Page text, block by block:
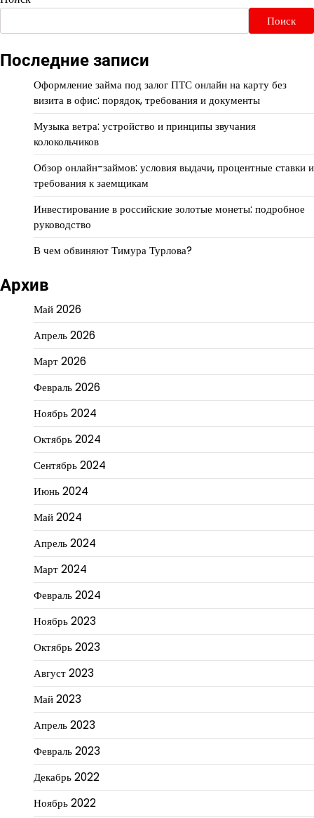
Поиск
Последние записи
Оформление займа под залог ПТС онлайн на карту без
визита в офис: порядок, требования и документы
Музыка ветра: устройство и принципы звучания
колокольчиков
Обзор онлайн-займов: условия выдачи, процентные ставки и
требования к заемщикам
Инвестирование в российские золотые монеты: подробное
руководство
В чем обвиняют Тимура Турлова?
Архив
Май 2026
Апрель 2026
Март 2026
Февраль 2026
Ноябрь 2024
Октябрь 2024
Сентябрь 2024
Июнь 2024
Май 2024
Апрель 2024
Март 2024
Февраль 2024
Ноябрь 2023
Октябрь 2023
Август 2023
Май 2023
Апрель 2023
Февраль 2023
Декабрь 2022
Ноябрь 2022